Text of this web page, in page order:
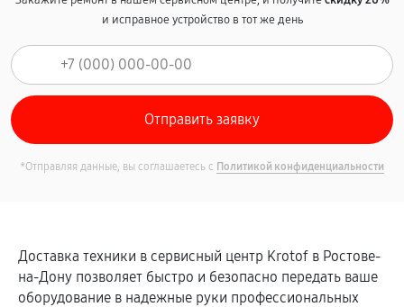
и исправное устройство в тот же день
*Отправляя данные, вы соглашаетесь с Политикой конфиденциальности
Доставка техники в сервисный центр Krotof в Ростове-
на-Дону позволяет быстро и безопасно передать ваше
оборудование в надежные руки профессиональных